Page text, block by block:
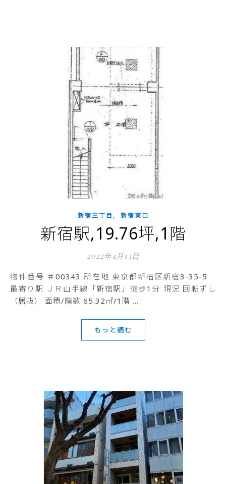
新宿三丁目 , 新宿東口
新宿駅,19.76坪,1階
2022年4月13日
物件番号 ＃00343 所在地 東京都新宿区新宿3-35-5
最寄り駅 ＪＲ山手線「新宿駅」徒歩1分 現況 回転ずし
（居抜） 面積/階数 65.32㎡/1階 …
もっと読む